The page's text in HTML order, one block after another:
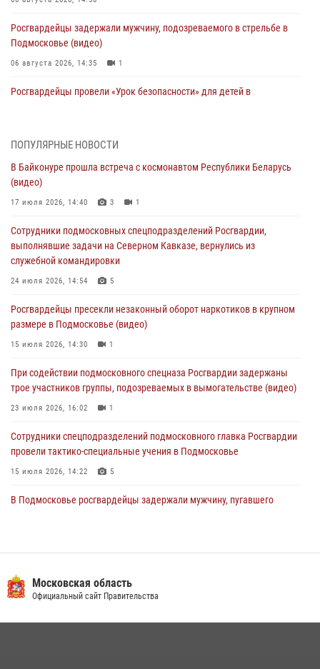
Росгвардейцы задержали мужчину, подозреваемого в стрельбе в
Подмосковье (видео)
06 августа 2026, 14:35 1
Росгвардейцы провели «Урок безопасности» для детей в
подозреваемые в организации незаконной миграции и
изготовлении поддельных документов (видео)
05 августа 2026, 15:48
Сотрудники спецподразделения подмосковного главка Росгвардии
отработали навыки огневой подготовки на комплексных учениях
04 августа 2026, 12:21
сигналам «Тревога» с охраняемых объектов в Подмосковье
04 августа 2026, 12:15
(видео)
03 августа 2026, 15:32
ПОПУЛЯРНЫЕ НОВОСТИ
В Байконуре прошла встреча с космонавтом Республики Беларусь
(видео)
17 июля 2026, 14:40 3 1
Сотрудники подмосковных спецподразделений Росгвардии,
выполнявшие задачи на Северном Кавказе, вернулись из
служебной командировки
24 июля 2026, 14:54 5
Росгвардейцы пресекли незаконный оборот наркотиков в крупном
размере в Подмосковье (видео)
15 июля 2026, 14:30 1
При содействии подмосковного спецназа Росгвардии задержаны
трое участников группы, подозреваемых в вымогательстве (видео)
23 июля 2026, 16:02 1
Сотрудники спецподразделений подмосковного главка Росгвардии
провели тактико-специальные учения в Подмосковье
15 июля 2026, 14:22 5
В Подмосковье росгвардейцы задержали мужчину, пугавшего
федеральном розыске (видео)
22 июля 2026, 14:15 1
Московская область
Официальный сайт Правительства